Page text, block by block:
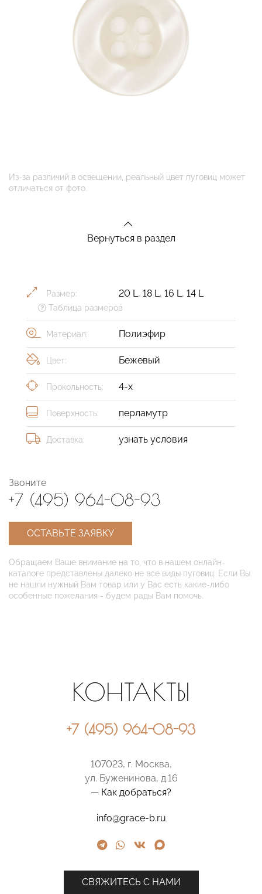
Из-за различий в освещении, реальный цвет пуговиц может
отличаться от фото.
Вернуться в раздел
Размер: 20 L, 18 L, 16 L, 14 L
Таблица размеров
Материал: Полиэфир
Цвет: Бежевый
Прокольность: 4-х
Поверхность: перламутр
Доставка: узнать условия
Звоните
+7 (495) 964-08-93
ОСТАВЬТЕ ЗАЯВКУ
Обращаем Ваше внимание на то, что в нашем онлайн-
каталоге представлены далеко не все виды пуговиц. Если Вы
не нашли нужный Вам товар или у Вас есть какие-либо
особенные пожелания - будем рады Вам помочь.
КОНТАКТЫ
+7 (495) 964-08-93
107023, г. Москва,
ул. Буженинова, д.16
— Как добраться?
info@grace-b.ru
СВЯЖИТЕСЬ С НАМИ